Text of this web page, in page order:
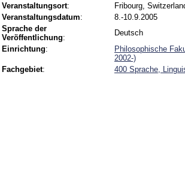
Veranstaltungsort:
Fribourg,
Veranstaltungsdatum:
8.-10.9.2005
Sprache der
Veröffentlichung:
Deutsch
Einrichtung:
Philosophische
2002-)
Fachgebiet: 400 Sprache,